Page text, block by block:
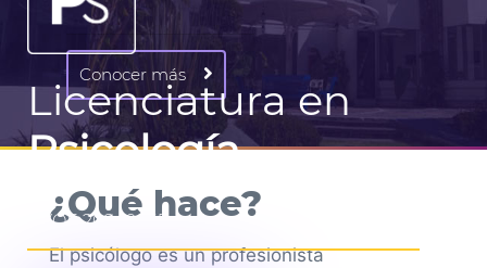
Licenciatura en
Psicología
RVOE 20240265
Conocer más
¿Qué hace?
El psicólogo es un profesionista